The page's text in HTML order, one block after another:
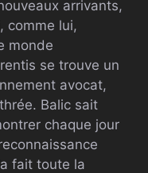
arrivants,
comme lui,
monde
se trouve un
avocat,
Balic sait
chaque jour
fait toute la